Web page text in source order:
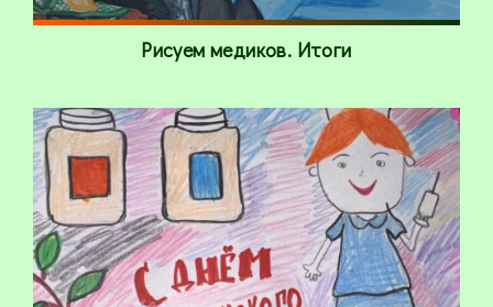
Рисуем медиков. Итоги